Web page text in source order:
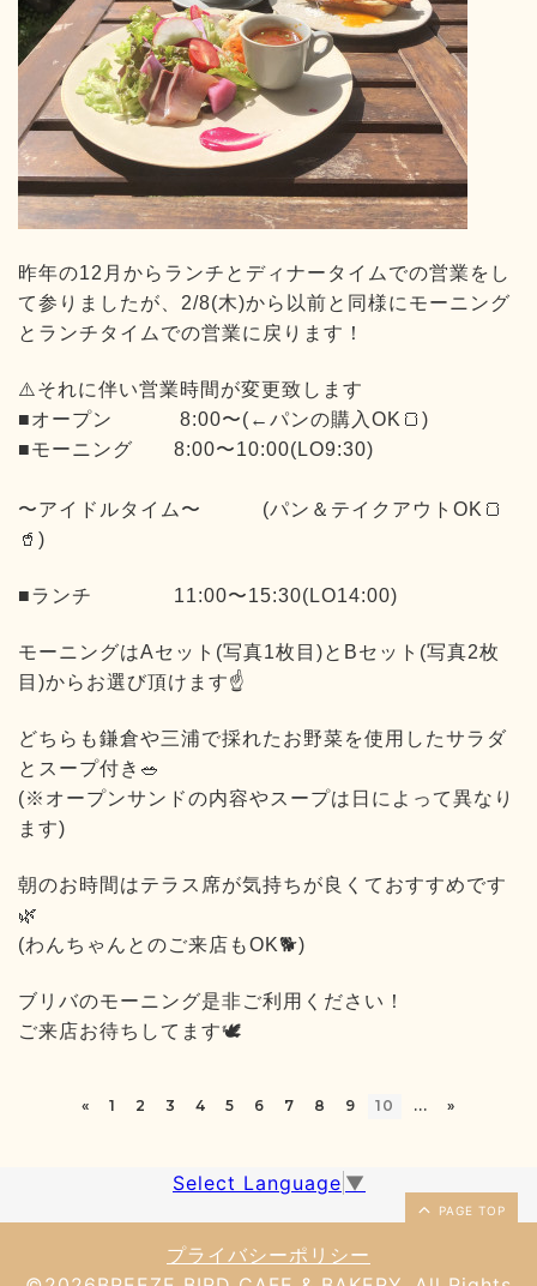
昨年の12月からランチとディナータイムでの営業をし
て参りましたが、2/8(木)から以前と同様にモーニング
とランチタイムでの営業に戻ります！
⚠️それに伴い営業時間が変更致します
■オープン 8:00〜(←パンの購入OK🍞)
■モーニング 8:00〜10:00(LO9:30)
〜アイドルタイム〜 (パン＆テイクアウトOK🍞
🥤)
■ランチ 11:00〜15:30(LO14:00)
モーニングはAセット(写真1枚目)とBセット(写真2枚
目)からお選び頂けます☝️
どちらも鎌倉や三浦で採れたお野菜を使用したサラダ
とスープ付き🥗
(※オープンサンドの内容やスープは日によって異なり
ます)
朝のお時間はテラス席が気持ちが良くておすすめです
🌿
(わんちゃんとのご来店もOK🐕)
ブリバのモーニング是非ご利用ください！
ご来店お待ちしてます🕊
« 1 2 3 4 5 6 7 8 9 10 ... »
Select Language ▼
PAGE TOP
プライバシーポリシー